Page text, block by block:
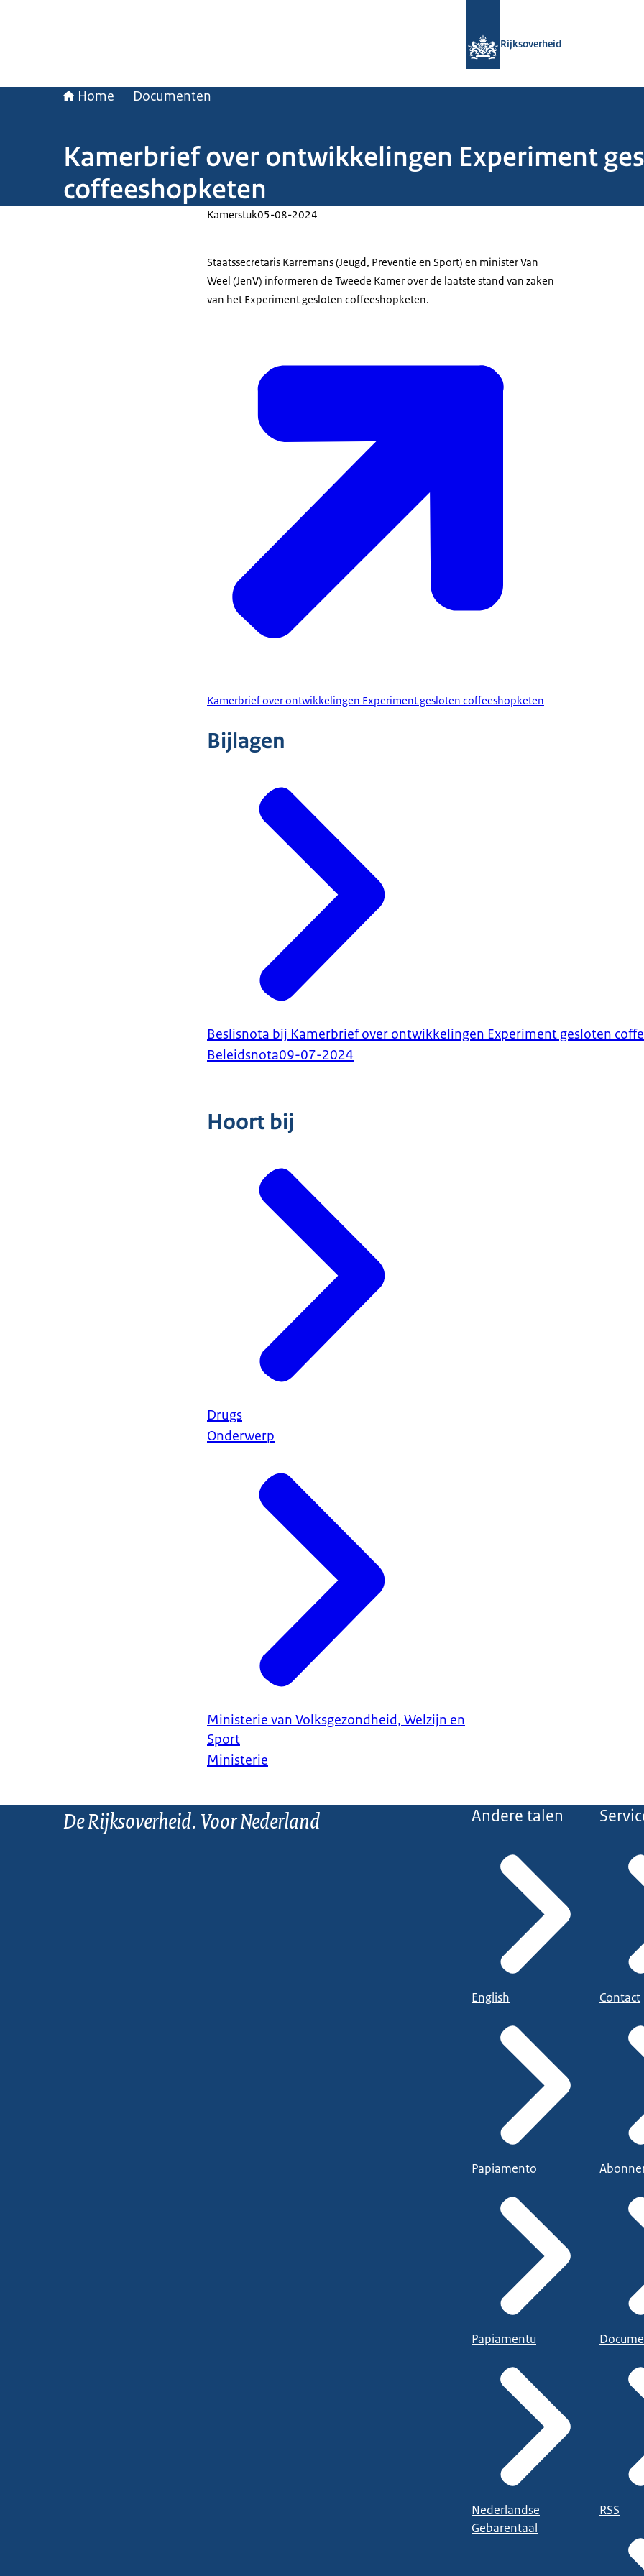
Rijksoverheid
Home Documenten
Kamerbrief over ontwikkelingen Experiment
coffeeshopketen
Kamerstuk05-08-2024
Staatssecretaris Karremans (Jeugd, Preventie en Sport) en minister Van
Weel (JenV) informeren de Tweede Kamer over de laatste stand van zaken
van het Experiment gesloten coffeeshopketen.
Kamerbrief over ontwikkelingen Experiment gesloten coffeeshopketen
Bijlagen
Beslisnota bij Kamerbrief over ontwikkelingen Experiment gesloten
Beleidsnota09-07-2024
Hoort bij
Drugs
Onderwerp
Ministerie van Volksgezondheid, Welzijn en
Sport
Ministerie
De Rijksoverheid. Voor Nederland Andere talen
English
Papiamento
Papiamentu
Nederlandse
Gebarentaal
Contact
RSS